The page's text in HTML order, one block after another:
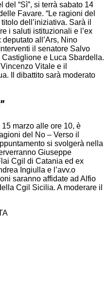
del “Sì”, si terrà sabato 14
Favare. “Le ragioni del
dell’iniziativa. Sarà il
i saluti istituzionali e l’ex
all’Ars, Nino
il senatore Salvo
e Luca Sbardella.
Vitale e il
Il dibattito sarà moderato
15 marzo alle ore 10, è
del No – Verso il
si svolgerà nella
Giuseppe
Cgil di Catania ed ex
Ingiulla e l’avv.o
saranno affidate ad Alfio
Cgil Sicilia. A moderare il